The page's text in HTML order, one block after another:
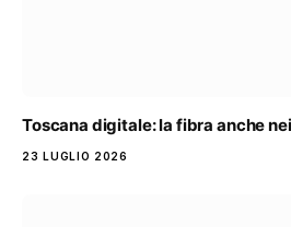
Toscana digitale: la fibra anche
23 LUGLIO 2026